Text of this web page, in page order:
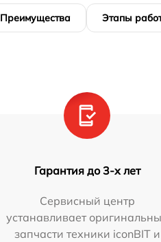
Преимущества Этапы
Гарантия до 3-х лет
Сервисный центр
устанавливает
запчасти техники iconBIT и